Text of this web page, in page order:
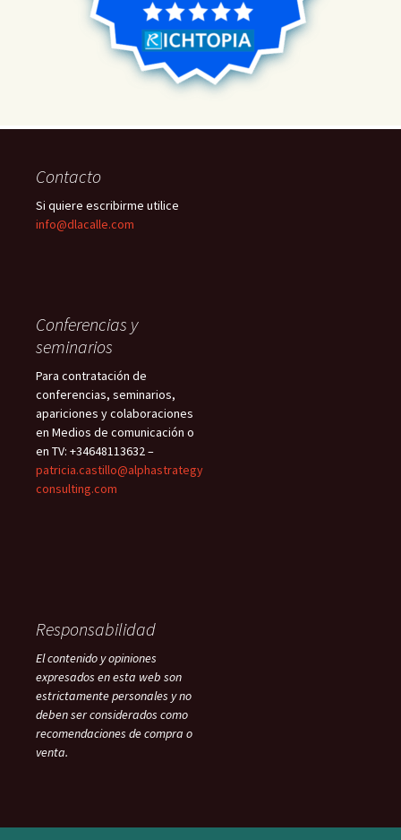
Contacto
Si quiere escribirme utilice
info@dlacalle.com
Conferencias y
seminarios
Para contratación de
conferencias, seminarios,
apariciones y colaboraciones
en Medios de comunicación o
en TV: +34648113632 –
patricia.castillo@alphastrategy
consulting.com
Responsabilidad
El contenido y opiniones
expresados en esta web son
estrictamente personales y no
deben ser considerados como
recomendaciones de compra o
venta.